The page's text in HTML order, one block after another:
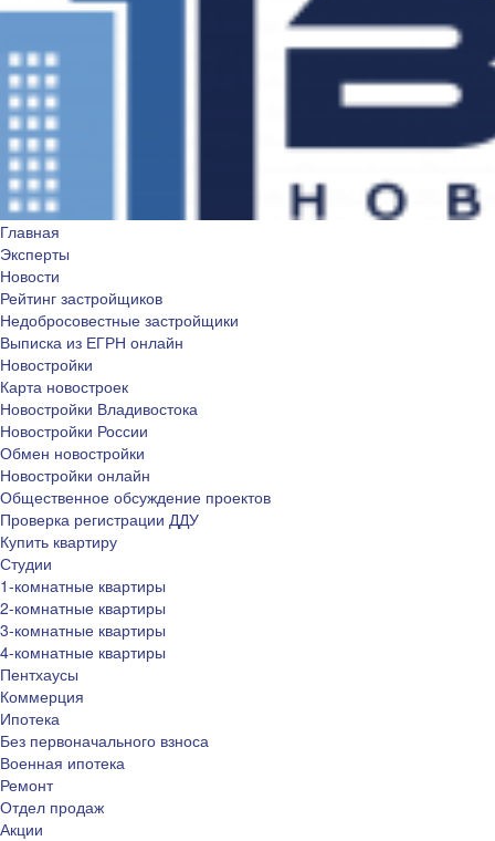
Главная
Эксперты
Новости
Рейтинг застройщиков
Недобросовестные застройщики
Выписка из ЕГРН онлайн
Новостройки
Карта новостроек
Новостройки Владивостока
Новостройки России
Обмен новостройки
Новостройки онлайн
Общественное обсуждение проектов
Проверка регистрации ДДУ
Купить квартиру
Студии
1-комнатные квартиры
2-комнатные квартиры
3-комнатные квартиры
4-комнатные квартиры
Пентхаусы
Коммерция
Ипотека
Без первоначального взноса
Военная ипотека
Ремонт
Отдел продаж
Акции